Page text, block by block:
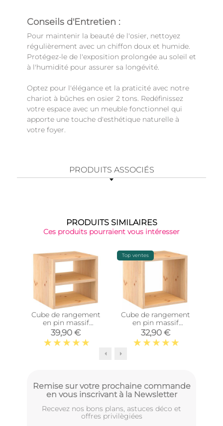
Conseils d'Entretien :
Pour maintenir la beauté de l'osier, nettoyez
régulièrement avec un chiffon doux et humide.
Protégez-le de l'exposition prolongée au soleil et
à l'humidité pour assurer sa longévité.
Optez pour l'élégance et la praticité avec notre
chariot à bûches en osier 2 tons. Redéfinissez
votre espace avec un meuble fonctionnel qui
apporte une touche d'esthétique naturelle à
votre foyer.
PRODUITS ASSOCIÉS
PRODUITS SIMILAIRES
Ces produits pourraient vous intéresser
Cube de rangement
en pin massif
Dinamic (Tablette
intermédiaire)
39,90 €
Top ventes
Cube de rangement
en pin massif
Dinamic (Simple)
32,90 €
Remise sur votre prochaine commande
en vous inscrivant à la Newsletter
Recevez nos bons plans, astuces déco et
offres privilègiées